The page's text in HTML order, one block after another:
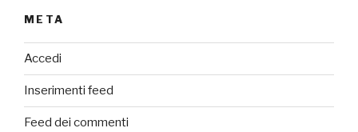
META
Accedi
Inserimenti feed
Feed dei commenti